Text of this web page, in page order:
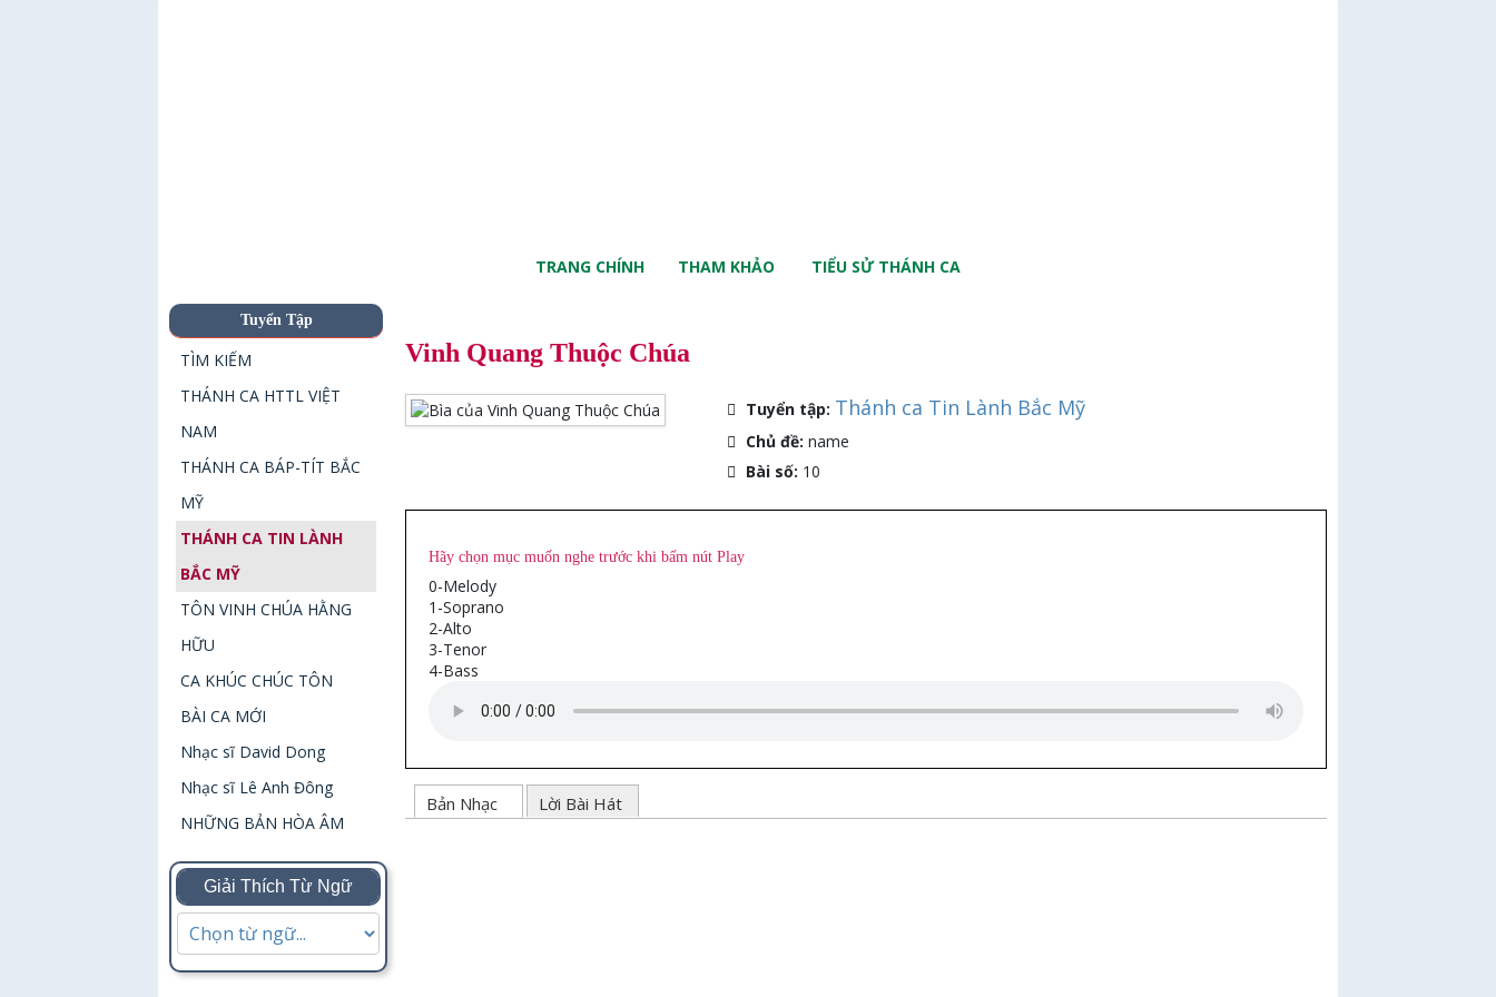
TRANG CHÍNH THAM KHẢO TIỂU SỬ THÁNH CA
Tuyển Tập
TÌM KIẾM
THÁNH CA HTTL VIỆT
NAM
THÁNH CA BÁP-TÍT BẮC
MỸ
THÁNH CA TIN LÀNH
BẮC MỸ
TÔN VINH CHÚA HẰNG
HỮU
CA KHÚC CHÚC TÔN
BÀI CA MỚI
Nhạc sĩ David Dong
Nhạc sĩ Lê Anh Đông
NHỮNG BẢN HÒA ÂM
Giải Thích Từ Ngữ
Vinh Quang Thuộc Chúa
Tuyển tập: Thánh ca Tin Lành Bắc Mỹ
Chủ đề: name
Bài số: 10
Hãy chọn mục muốn nghe trước khi bấm nút Play
0-Melody
1-Soprano
2-Alto
3-Tenor
4-Bass
Bản Nhạc Lời Bài Hát